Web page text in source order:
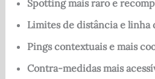
Spotting mais raro e
Limites de distância e linha
Pings contextuais e mais
Contra-medidas mais